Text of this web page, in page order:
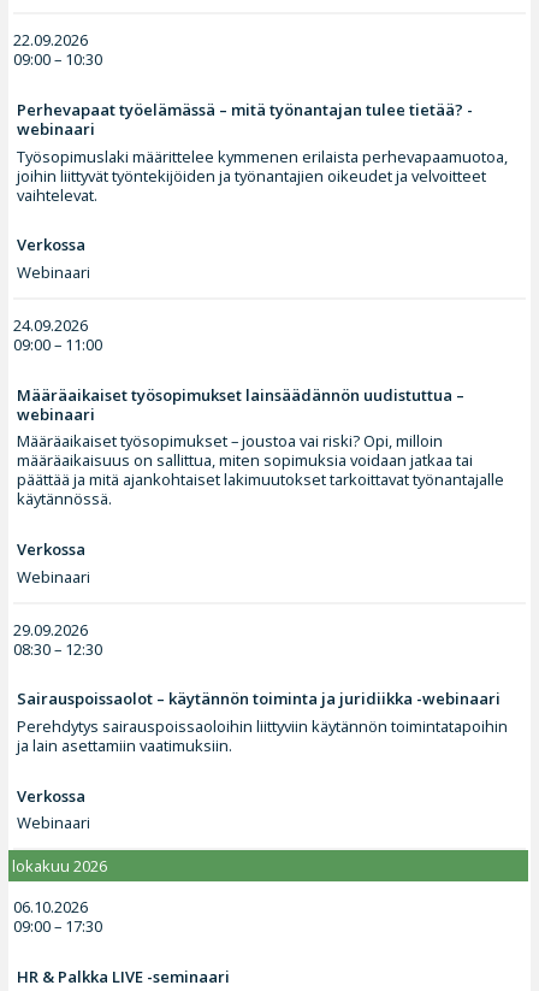
22.09.2026
09:00 – 10:30
Perhevapaat työelämässä – mitä työnantajan tulee tietää? -
webinaari
Työsopimuslaki määrittelee kymmenen erilaista perhevapaamuotoa,
joihin liittyvät työntekijöiden ja työnantajien oikeudet ja velvoitteet
vaihtelevat.
Verkossa
Webinaari
24.09.2026
09:00 – 11:00
Määräaikaiset työsopimukset lainsäädännön uudistuttua –
webinaari
Määräaikaiset työsopimukset – joustoa vai riski? Opi, milloin
määräaikaisuus on sallittua, miten sopimuksia voidaan jatkaa tai
päättää ja mitä ajankohtaiset lakimuutokset tarkoittavat työnantajalle
käytännössä.
Verkossa
Webinaari
29.09.2026
08:30 – 12:30
Sairauspoissaolot – käytännön toiminta ja juridiikka -webinaari
Perehdytys sairauspoissaoloihin liittyviin käytännön toimintatapoihin
ja lain asettamiin vaatimuksiin.
Verkossa
Webinaari
lokakuu 2026
06.10.2026
09:00 – 17:30
HR & Palkka LIVE -seminaari